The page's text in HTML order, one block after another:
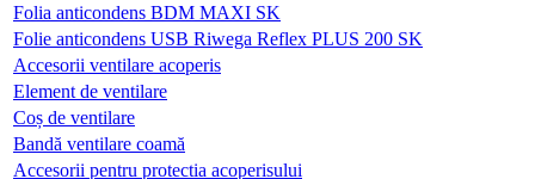
Folia anticondens BDM MAXI SK
Folie anticondens USB Riwega Reflex PLUS 200 SK
Accesorii ventilare acoperis
Element de ventilare
Coș de ventilare
Bandă ventilare coamă
Accesorii pentru protectia acoperisului